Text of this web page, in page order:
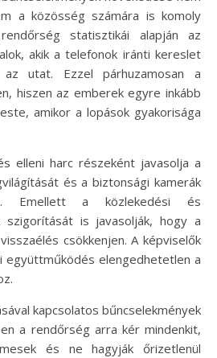
a közösség számára is komoly
statisztikái alapján az
akik a telefonok iránti kereslet
utat. Ezzel párhuzamosan a
hiszen az emberek egyre inkább
amikor a lopások gyakorisága
elleni harc részeként javasolja a
és a biztonsági kamerák
Emellett a közlekedési és
szigorítását is javasolják, hogy a
csökkenjen. A képviselők
elengedhetetlen a
kapcsolatos bűncselekmények
a rendőrség arra kér mindenkit,
és ne hagyják őrizetlenül